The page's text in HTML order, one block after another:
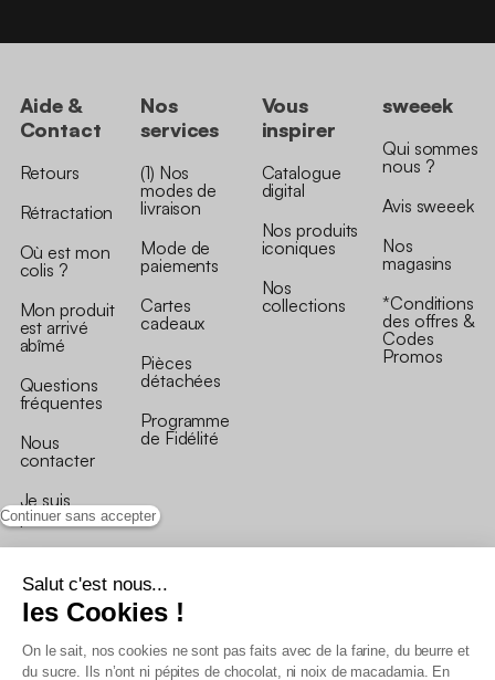
Continuer sans accepter
Salut c'est nous...
les Cookies !
On le sait, nos cookies ne sont pas faits avec de la farine, du beurre et
du sucre. Ils n’ont ni pépites de chocolat, ni noix de macadamia. En
Aide &
Contact
Retours
Rétractation
Où est mon
colis ?
Mon produit
est arrivé
abîmé
Questions
fréquentes
Nous
contacter
Je suis
professionnel
Nos
services
(1) Nos
modes de
livraison
Mode de
paiements
Cartes
cadeaux
Pièces
détachées
Programme
de Fidélité
Vous
inspirer
Catalogue
digital
Nos produits
iconiques
Nos
collections
sweeek
Qui sommes
nous ?
Avis sweeek
Nos
magasins
*Conditions
des offres &
Codes
Promos
Conditions générales de vente